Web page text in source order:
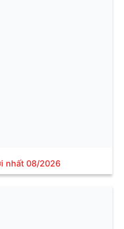
nhất 08/2026